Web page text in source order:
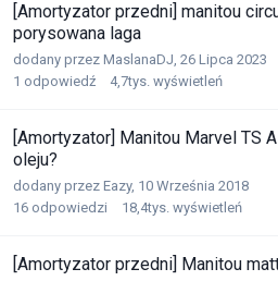
[Amortyzator przedni] manitou
porysowana laga
dodany przez MaslanaDJ, 26 Lipca 2023
1 odpowiedź 4,7tys. wyświetleń
[Amortyzator] Manitou Marvel TS
oleju?
dodany przez Eazy, 10 Września 2018
16 odpowiedzi 18,4tys. wyświetleń
[Amortyzator przedni] Manitou